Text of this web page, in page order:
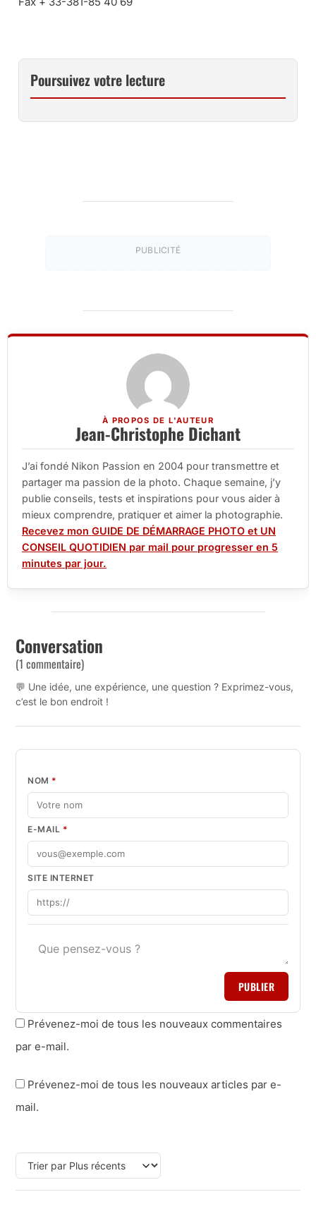
Poursuivez votre lecture
PUBLICITÉ
À PROPOS DE L'AUTEUR
Jean-Christophe Dichant
J’ai fondé Nikon Passion en 2004 pour transmettre et
partager ma passion de la photo. Chaque semaine, j’y
publie conseils, tests et inspirations pour vous aider à
mieux comprendre, pratiquer et aimer la photographie.
Recevez mon GUIDE DE DÉMARRAGE PHOTO et UN
CONSEIL QUOTIDIEN par mail pour progresser en 5
minutes par jour.
Conversation
(1 commentaire)
💬 Une idée, une expérience, une question ? Exprimez-vous,
c’est le bon endroit !
NOM *
E-MAIL *
SITE INTERNET
PUBLIER
Prévenez-moi de tous les nouveaux commentaires
par e-mail.
Prévenez-moi de tous les nouveaux articles par e-
mail.